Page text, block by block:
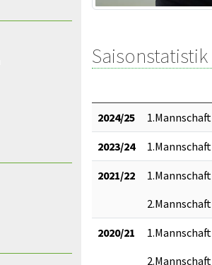
Saisonstatistik
2024/25 1.Mannschaft
2023/24 1.Mannschaft
2021/22 1.Mannschaft
2.Mannschaft
2020/21 1.Mannschaft
2.Mannschaft